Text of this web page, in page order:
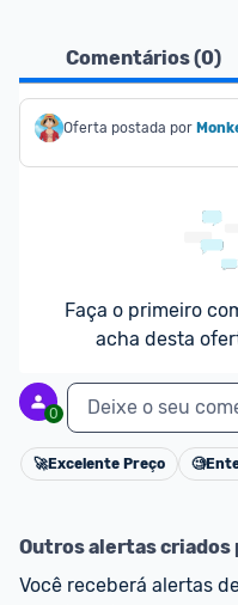
Comentários (0)
Oferta postada por
Faça o primeiro
acha desta
0 Deixe o seu
🚀Excelente Preço 🧐
Outros alertas criados
Você receberá alertas